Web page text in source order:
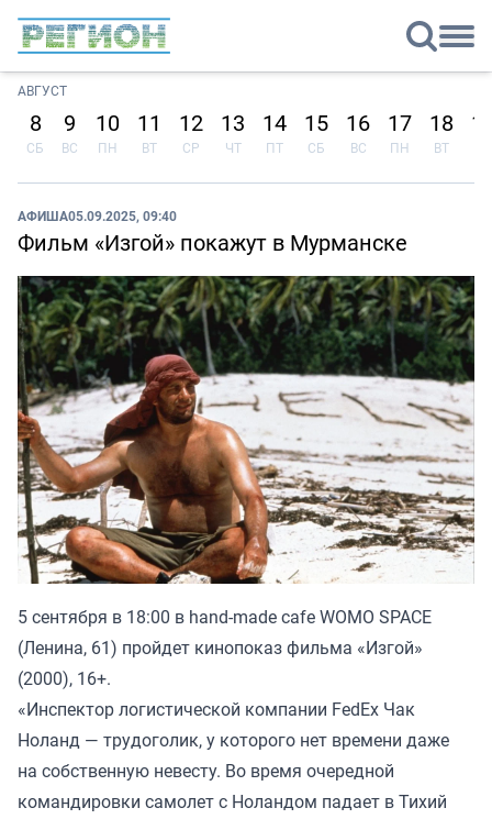
АВГУСТ
8
СБ
9
ВС
10
ПН
11
ВТ
12
СР
13
ЧТ
14
ПТ
15
СБ
16
ВС
17
ПН
18
ВТ
АФИША05.09.2025, 09:40
Фильм «Изгой» покажут в Мурманске
5 сентября в 18:00 в hand-made cafe WOMO SPACE
(Ленина, 61) пройдет кинопоказ фильма «Изгой»
(2000), 16+.
«Инспектор логистической компании FedEx Чак
Ноланд — трудоголик, у которого нет времени даже
на собственную невесту. Во время очередной
командировки самолет с Ноландом падает в Тихий